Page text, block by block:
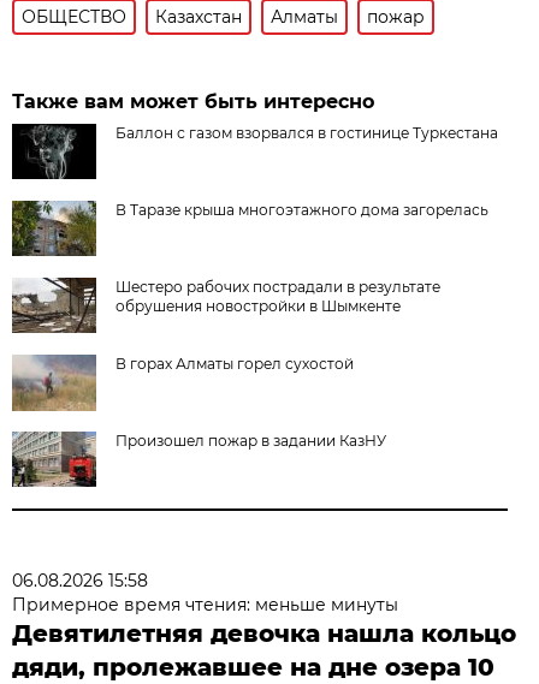
ОБЩЕСТВО Казахстан Алматы пожар
Также вам может быть интересно
Баллон с газом взорвался в гостинице Туркестана
В Таразе крыша многоэтажного дома загорелась
Шестеро рабочих пострадали в результате
обрушения новостройки в Шымкенте
В горах Алматы горел сухостой
Произошел пожар в задании КазНУ
06.08.2026 15:58
Примерное время чтения: меньше минуты
Девятилетняя девочка нашла кольцо
дяди, пролежавшее на дне озера 10